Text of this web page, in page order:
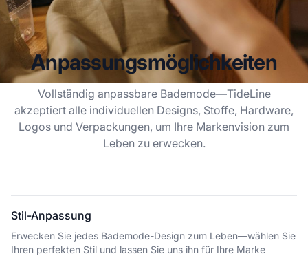
Anpassungsmöglichkeiten
Vollständig anpassbare Bademode—TideLine
akzeptiert alle individuellen Designs, Stoffe, Hardware,
Logos und Verpackungen, um Ihre Markenvision zum
Leben zu erwecken.
Stil-Anpassung
Erwecken Sie jedes Bademode-Design zum Leben—wählen Sie
Ihren perfekten Stil und lassen Sie uns ihn für Ihre Marke